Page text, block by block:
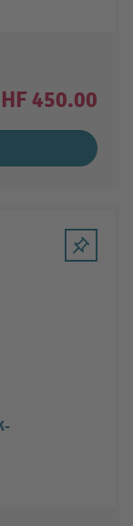
450.00